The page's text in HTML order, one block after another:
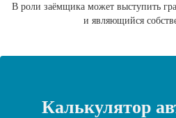
В роли заёмщика может выступить
и являющийся
Калькулятор